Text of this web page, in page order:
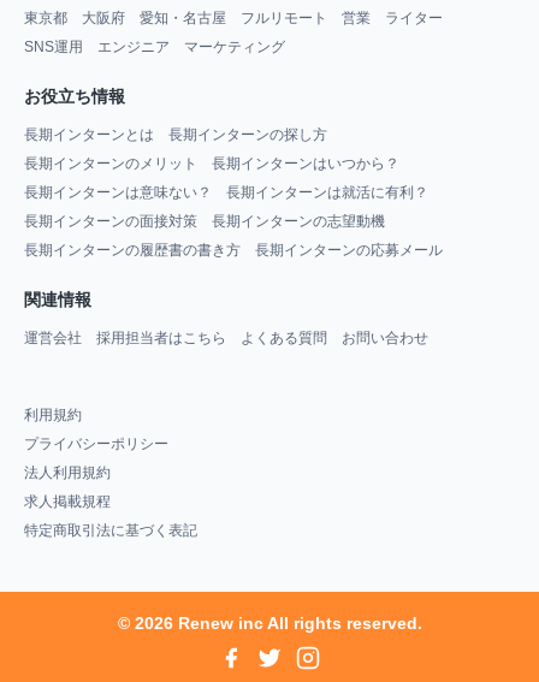
東京都 大阪府 愛知・名古屋 フルリモート 営業
ライター
SNS運用
エンジニア マーケティング
お役立ち情報
長期インターンとは
長期インターンの探し方
長期インターンのメリット
長期インターンはいつから？
長期インターンは意味ない？
長期インターンは就活に有利？
長期インターンの面接対策
長期インターンの志望動機
長期インターンの履歴書の書き方
長期インターンの応募メール
関連情報
運営会社 採用担当者はこちら よくある質問 お問い合わせ
利用規約
プライバシーポリシー
法人利用規約
求人掲載規程
特定商取引法に基づく表記
© 2026 Renew inc All rights reserved.